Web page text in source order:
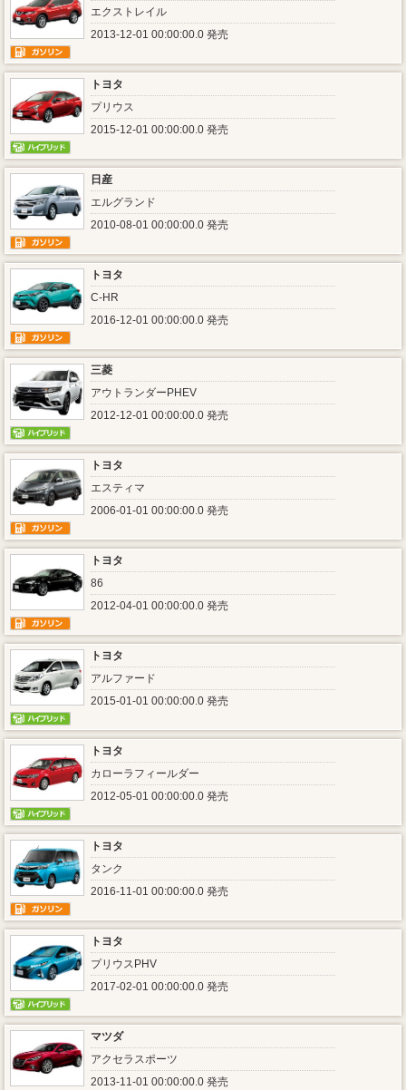
エクストレイル
2013-12-01 00:00:00.0 発売
トヨタ
プリウス
2015-12-01 00:00:00.0 発売
日産
エルグランド
2010-08-01 00:00:00.0 発売
トヨタ
C-HR
2016-12-01 00:00:00.0 発売
三菱
アウトランダーPHEV
2012-12-01 00:00:00.0 発売
トヨタ
エスティマ
2006-01-01 00:00:00.0 発売
トヨタ
86
2012-04-01 00:00:00.0 発売
トヨタ
アルファード
2015-01-01 00:00:00.0 発売
トヨタ
カローラフィールダー
2012-05-01 00:00:00.0 発売
トヨタ
タンク
2016-11-01 00:00:00.0 発売
トヨタ
プリウスPHV
2017-02-01 00:00:00.0 発売
マツダ
アクセラスポーツ
2013-11-01 00:00:00.0 発売